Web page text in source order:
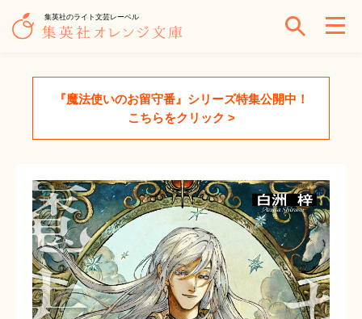
集英社のライト文芸レーベル
『魔法使いのお留守番』シリーズ特集公開中！
こちらをクリック >